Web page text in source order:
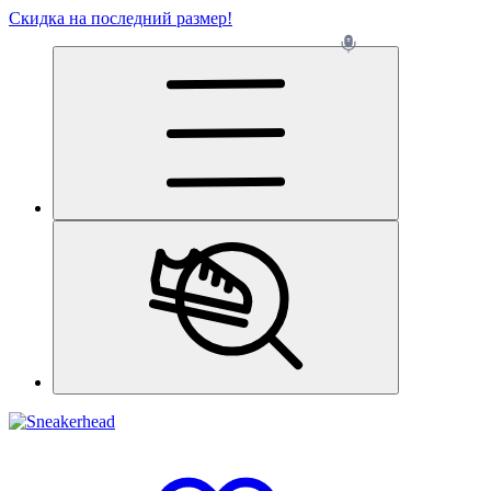
Скидка на последний размер!